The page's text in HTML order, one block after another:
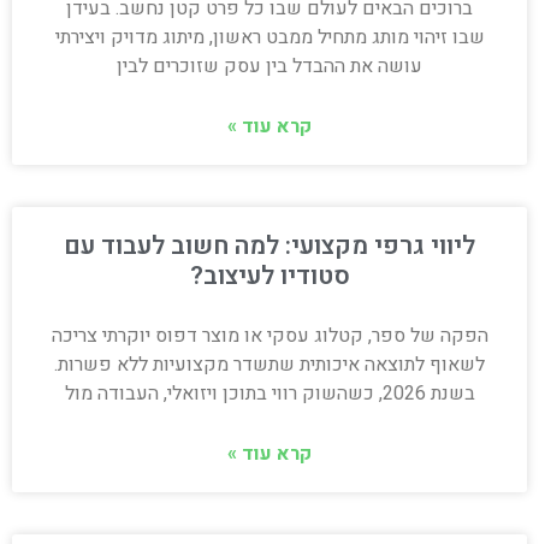
ברוכים הבאים לעולם שבו כל פרט קטן נחשב. בעידן
שבו זיהוי מותג מתחיל ממבט ראשון, מיתוג מדויק ויצירתי
עושה את ההבדל בין עסק שזוכרים לבין
קרא עוד »
ליווי גרפי מקצועי: למה חשוב לעבוד עם
סטודיו לעיצוב?
הפקה של ספר, קטלוג עסקי או מוצר דפוס יוקרתי צריכה
לשאוף לתוצאה איכותית שתשדר מקצועיות ללא פשרות.
בשנת 2026, כשהשוק רווי בתוכן ויזואלי, העבודה מול
קרא עוד »